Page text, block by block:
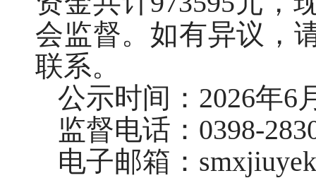
会监督。如有异议，
联系。
公示时间：2026年6
监督电话：0398-
电子邮箱：